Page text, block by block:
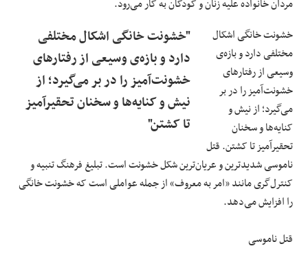
مردان خانواده علیه زنان و کودکان به کار می‌رود.
"خشونت خانگی اشکال مختلفی
دارد و بازه‌ی وسیعی از رفتارهای
خشونت‌آمیز را در بر می‌گیرد؛ از
نیش و کنایه‌ها و سخنان تحقیر‌آمیز
تا کشتن"
خشونت خانگی اشکال
مختلفی دارد و بازه‌ی
وسیعی از رفتارهای
خشونت‌آمیز را در بر
می‌گیرد؛ از نیش و
کنایه‌ها و سخنان
تحقیر‌آمیز تا کشتن. قتل
ناموسی شدیدترین و عریان‌ترین شکل خشونت است. تبلیغ فرهنگ تنبیه و
کنترل‌گری مانند «امر به معروف» از جمله عواملی است که خشونت خانگی
را افزایش می‌دهد.
قتل ناموسی